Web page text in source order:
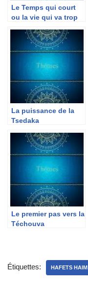
Le Temps qui court
ou la vie qui va trop
La puissance de la
Tsedaka
Le premier pas vers la
Téchouva
Étiquettes: HAFETS HAIM